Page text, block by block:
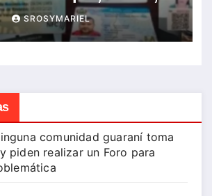
y líderes del PCC en
SROSYMARIEL
comunidad guaraní toma
piden realizar un Foro para